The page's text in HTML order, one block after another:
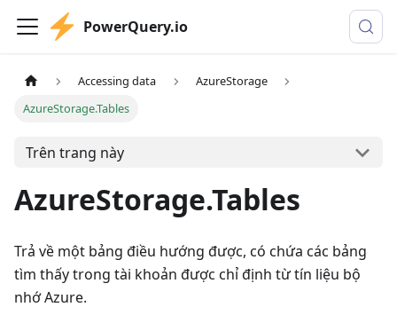
PowerQuery.io
Accessing data
AzureStorage
AzureStorage.Tables
Trên trang này
AzureStorage.Tables
Trả về một bảng điều hướng được, có chứa các bảng
tìm thấy trong tài khoản được chỉ định từ tín liệu bộ
nhớ Azure.